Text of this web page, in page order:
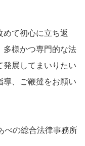
めて初心に立ち返
多様かつ専門的な法
発展してまいりたい
導、ご鞭撻をお願い
べの総合法律事務所